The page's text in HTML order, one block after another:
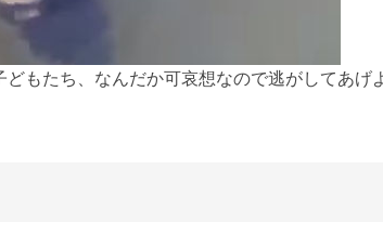
もたち、なんだか可哀想なので逃がしてあげ